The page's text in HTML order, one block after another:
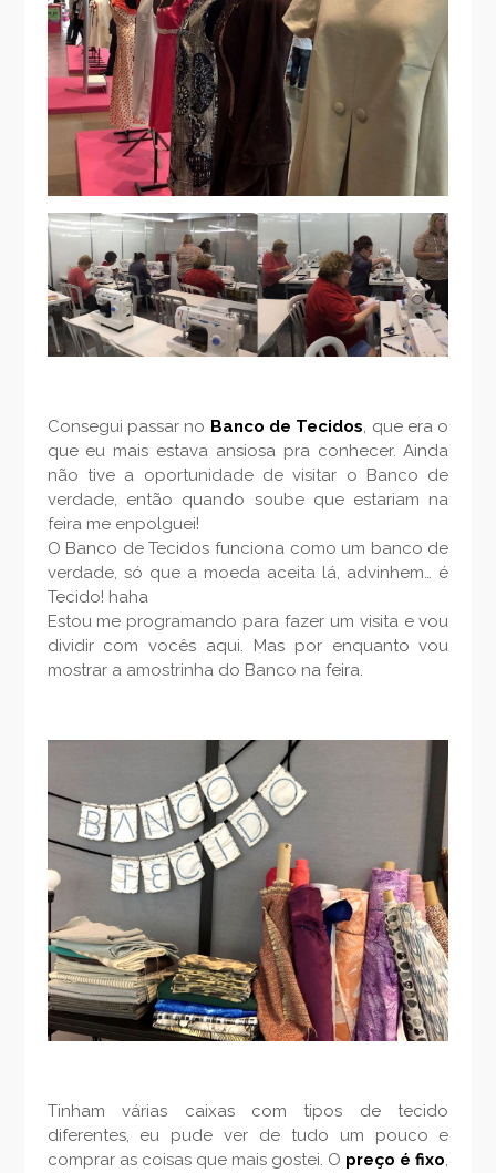
Consegui passar no Banco de Tecidos, que era o
que eu mais estava ansiosa pra conhecer. Ainda
não tive a oportunidade de visitar o Banco de
verdade, então quando soube que estariam na
feira me enpolguei!
O Banco de Tecidos funciona como um banco de
verdade, só que a moeda aceita lá, advinhem… é
Tecido! haha
Estou me programando para fazer um visita e vou
dividir com vocês aqui. Mas por enquanto vou
mostrar a amostrinha do Banco na feira.
Tinham várias caixas com tipos de tecido
diferentes, eu pude ver de tudo um pouco e
comprar as coisas que mais gostei. O preço é fixo,